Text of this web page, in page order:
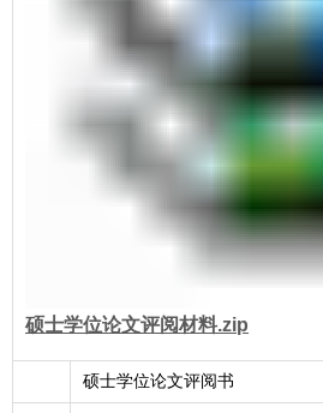
硕士学位论文评阅材料.zip
硕士学位论文评阅书